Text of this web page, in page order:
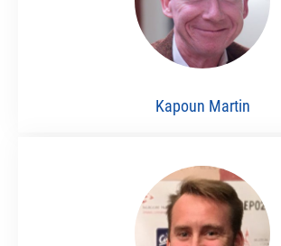
Kapoun Martin